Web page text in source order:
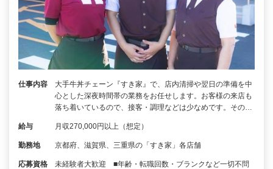
仕事内容
大手牛丼チェーン『すき家』で、店内清掃や翌日の準備を中
心とした深夜時間帯の業務をお任せします。お客様の来店も
落ち着いているので、接客・調理などは少なめです。その…
給与 月収270,000円以上（想定）
勤務地 京都府、滋賀県、三重県の「すき家」各店舗
応募資格
未経験者大歓迎 ■年齢・転職回数・ブランクなど一切不問